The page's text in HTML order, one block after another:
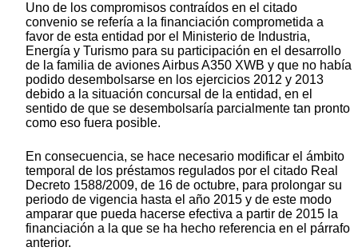
Uno de los compromisos contraídos en el citado
convenio se refería a la financiación comprometida a
favor de esta entidad por el Ministerio de Industria,
Energía y Turismo para su participación en el desarrollo
de la familia de aviones Airbus A350 XWB y que no había
podido desembolsarse en los ejercicios 2012 y 2013
debido a la situación concursal de la entidad, en el
sentido de que se desembolsaría parcialmente tan pronto
como eso fuera posible.
En consecuencia, se hace necesario modificar el ámbito
temporal de los préstamos regulados por el citado Real
Decreto 1588/2009, de 16 de octubre, para prolongar su
periodo de vigencia hasta el año 2015 y de este modo
amparar que pueda hacerse efectiva a partir de 2015 la
financiación a la que se ha hecho referencia en el párrafo
anterior.